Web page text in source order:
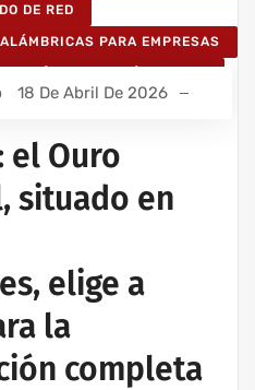
DE RED
PARA EMPRESAS
18 De Abril De 2026
el Ouro
situado en
elige a
la
completa